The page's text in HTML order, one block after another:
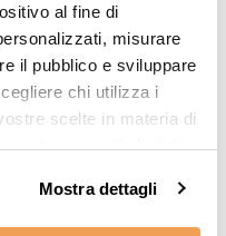
al fine di
misurare
il pubblico e sviluppare
chi utilizza i
scelte in materia di
proprietà digitale
in qualsiasi
cookie o facendo clic
Mostra dettagli